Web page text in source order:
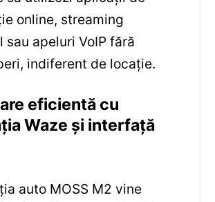
online, streaming
sau apeluri VoIP fără
indiferent de locație.
eficientă cu
Waze și interfață
auto MOSS M2 vine